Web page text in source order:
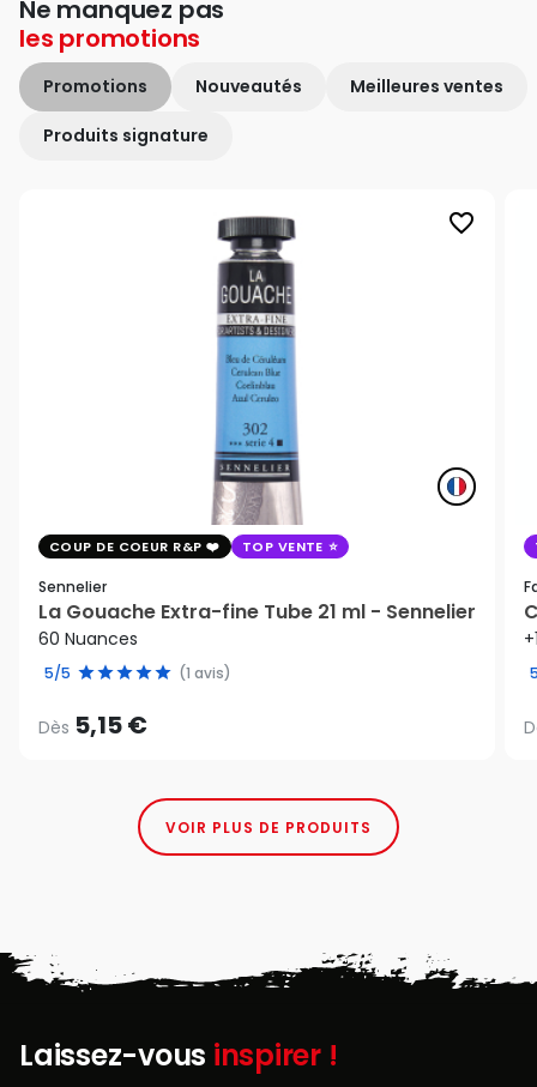
Ne manquez pas
les promotions
Promotions Nouveautés Meilleures ventes
Produits signature
favorite_border
COUP DE COEUR R&P TOP VENTE
Sennelier
La Gouache Extra-fine Tube 21 ml - Sennelier
60 Nuances
5/5 (1 avis)
Dès 5,15 €
VOIR PLUS DE PRODUITS
Laissez-vous inspirer !